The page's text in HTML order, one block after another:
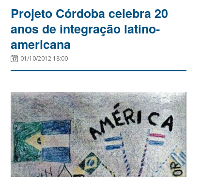
Projeto Córdoba celebra 20
anos de integração latino-
americana
01/10/2012 18:00